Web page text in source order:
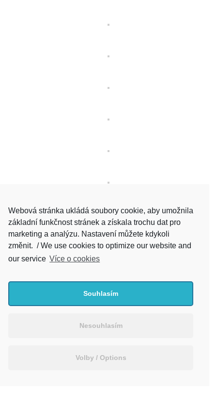
Webová stránka ukládá soubory cookie, aby umožnila
základní funkčnost stránek a získala trochu dat pro
marketing a analýzu. Nastavení můžete kdykoli
změnit. / We use cookies to optimize our website and
our service Více o cookies
Souhlasím
Nesouhlasím
Volby / Options